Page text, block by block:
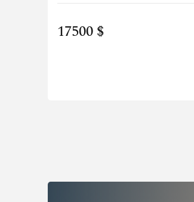
17500 $